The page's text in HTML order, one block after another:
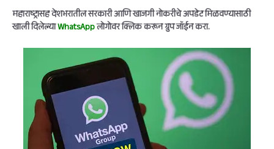
महाराष्ट्रासह देशभरातील सरकारी आणि खाजगी नोकरीचे अपडेट मिळवण्यासाठी
खाली दिलेल्याWhatsAppलोगोवर क्लिक करून ग्रुप जॉईन करा.